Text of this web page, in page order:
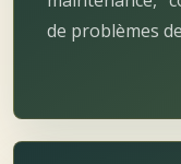
de problèmes